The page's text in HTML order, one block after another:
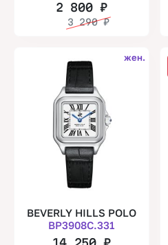
2 800 ₽
3 290₽
жен.
BEVERLY HILLS POLO
BP3908C.331